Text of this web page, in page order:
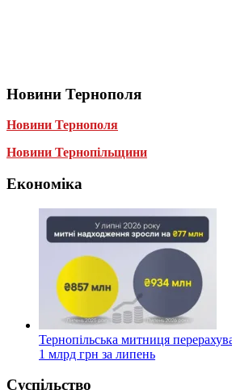
Новини Тернополя
Новини Тернополя
Новини Тернопільщини
Економіка
Тернопільська митниця
1 млрд грн за липень
Суспільство